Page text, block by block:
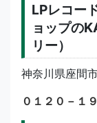
LPレコー
ョップの
リー）
神奈川県座間
０１２０－１